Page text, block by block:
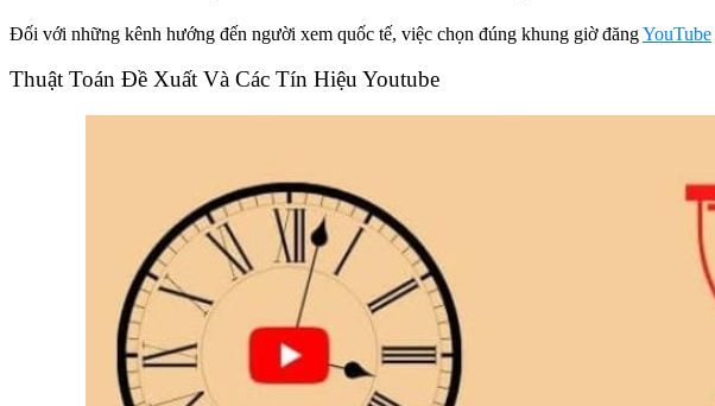
Đối với những kênh hướng đến người xem quốc tế, việc chọn đúng khung giờ đăngYouTube
Thuật Toán Đề Xuất Và Các Tín Hiệu Youtube